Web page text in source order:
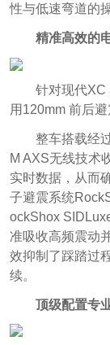
性与低速弯道的
精准高效的
针对现代XC
用120mm 前后避
整车搭载经
M AXS无线技术
实时数据，从而
子避震系统
ockShox
准吸收高频震动
效抑制了踩踏过
续。
顶级配置专